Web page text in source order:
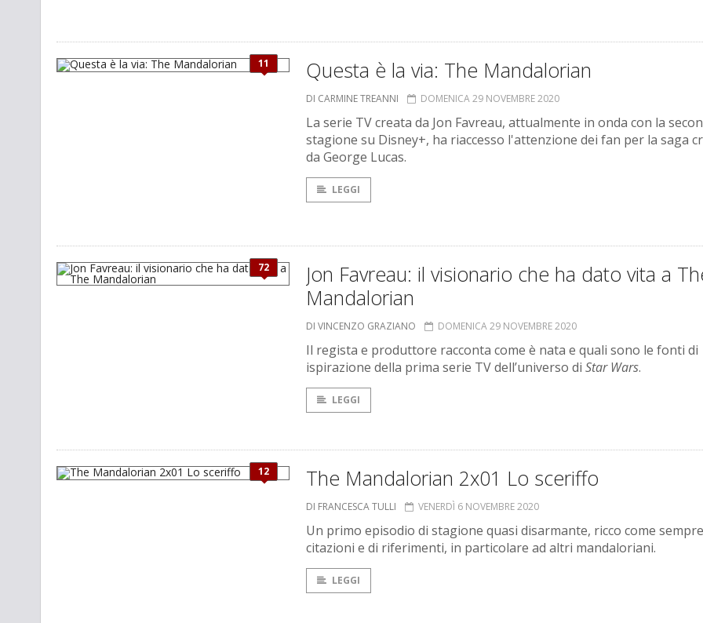
11 Questa è la via: The Mandalorian
DI CARMINE TREANNI DOMENICA 29 NOVEMBRE 2020
La serie TV creata da Jon Favreau, attualmente in onda con la
stagione su Disney+, ha riaccesso l'attenzione dei fan per la saga
da George Lucas.
LEGGI
72
Jon Favreau: il visionario che ha dato vita a
Mandalorian
DI VINCENZO GRAZIANO DOMENICA 29 NOVEMBRE 2020
Il regista e produttore racconta come è nata e quali sono le fonti di
ispirazione della prima serie TV dell’universo di Star Wars.
LEGGI
12 The Mandalorian 2x01 Lo sceriffo
DI FRANCESCA TULLI VENERDÌ 6 NOVEMBRE 2020
Un primo episodio di stagione quasi disarmante, ricco come
citazioni e di riferimenti, in particolare ad altri mandaloriani.
LEGGI